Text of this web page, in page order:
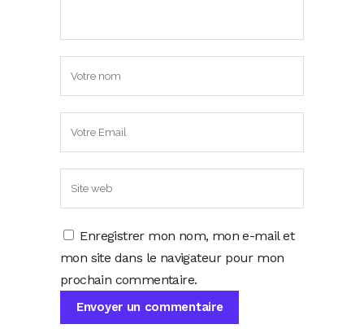
Enregistrer mon nom, mon e-mail et
mon site dans le navigateur pour mon
prochain commentaire.